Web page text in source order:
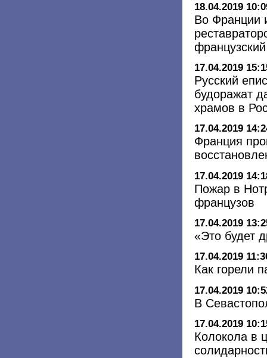
18.04.2019
Во Франции
17.04.2019
Русский
будоражат
храмов в
17.04.2019
Франция
17.04.2019
Пожар в
французов
17.04.2019
«Это будет
17.04.2019
Как горели
17.04.2019
В
17.04.2019
Колокола в